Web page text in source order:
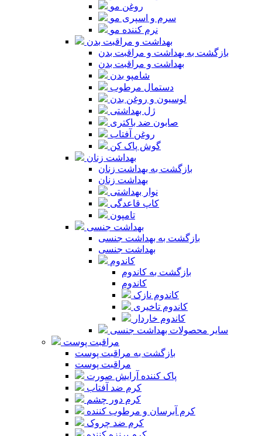
روغن مو
سرم و اسپری مو
نرم کننده مو
بهداشت و مراقبت بدن
بازگشت به بهداشت و مراقبت بدن
بهداشت و مراقبت بدن
شامپو بدن
دستمال مرطوب
لوسیون و روغن بدن
ژل بهداشتی
صابون ضد باکتری
روغن آفتاب
گوش پاک کن
بهداشت زنان
بازگشت به بهداشت زنان
بهداشت زنان
نوار بهداشتی
کاپ قاعدگی
تامپون
بهداشت جنسی
بازگشت به بهداشت جنسی
بهداشت جنسی
کاندوم
بازگشت به کاندوم
کاندوم
کاندوم نازک
کاندوم تاخیری
کاندوم خاردار
سایر محصولات بهداشت جنسی
مراقبت پوست
بازگشت به مراقبت پوست
مراقبت پوست
پاک کننده آرایش صورت
کرم ضد آفتاب
کرم دور چشم
کرم آبرسان و مرطوب کننده
کرم ضد چروک